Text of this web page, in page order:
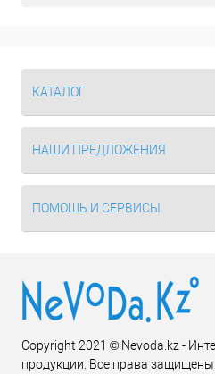
КАТАЛОГ
НАШИ ПРЕДЛОЖЕНИЯ
ПОМОЩЬ И СЕРВИСЫ
Copyright 2021 © Nevoda.kz -
продукции. Все права защищены.